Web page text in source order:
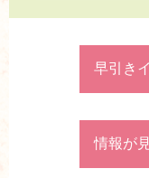
早引き
情報が